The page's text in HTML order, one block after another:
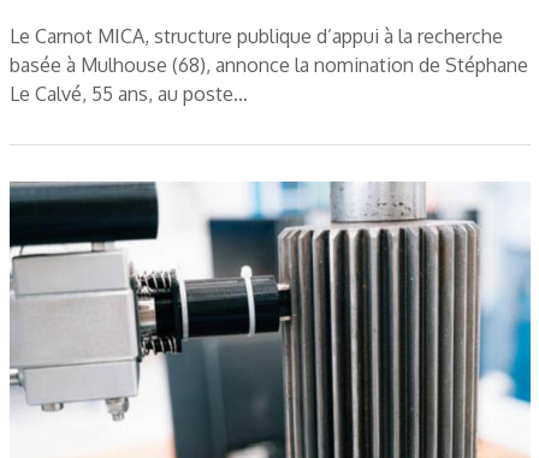
Le Carnot MICA, structure publique d’appui à la recherche
basée à Mulhouse (68), annonce la nomination de Stéphane
Le Calvé, 55 ans, au poste…